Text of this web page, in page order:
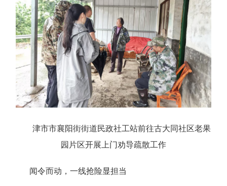
津市市襄阳街街道民政社工站前往古大同社区老果
园片区开展上门劝导疏散工作
闻令而动，一线抢险显担当